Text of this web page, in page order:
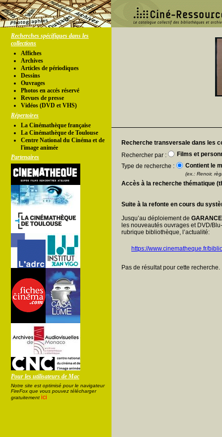
Recherches spécifiques dans les
collections
Affiches
Archives
Articles de périodiques
Dessins
Ouvrages
Photos en accés réservé
Revues de presse
Vidéos (DVD et VHS)
Répertoires
La Cinémathèque française
La Cinémathèque de Toulouse
Centre National du Cinéma et de
l'image animée
Partenaires
Pour les utilisateurs de Mac
Notre site est optimisé pour le navigateur
FireFox que vous pouvez télécharger
gratuitement ici
Recherche transversale dans les
Rechercher par :
Films et
Type de recherche :
Contient le
(ex.: Renoir,
Accès à la recherche thématique
Suite à la refonte en cours du
Jusqu’au déploiement de
les nouveautés ouvrages et DVD/
rubrique bibliothèque, l’actualité:
https://www.cinematheque.fr/
Pas de résultat pour cette recherche.